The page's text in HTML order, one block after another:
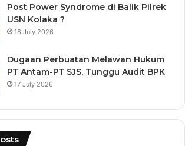
Post Power Syndrome di Balik Pilrek
USN Kolaka ?
18 July 2026
Dugaan Perbuatan Melawan Hukum
PT Antam-PT SJS, Tunggu Audit BPK
17 July 2026